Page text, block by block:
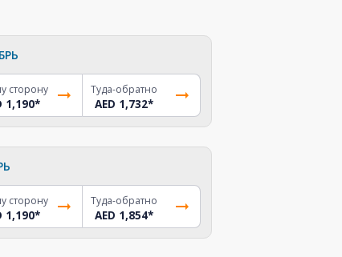
сторону
1,190*
Туда-обратно
AED 1,732*
сторону
1,190*
Туда-обратно
AED 1,854*